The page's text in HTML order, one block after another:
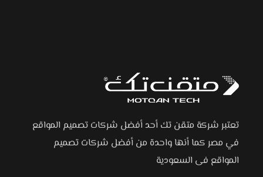
تعتبر شركة متقن تك أحد أفضل شركات تصميم المواقع
في مصر كما أنها واحدة من أفضل شركات تصميم
المواقع فى السعودية